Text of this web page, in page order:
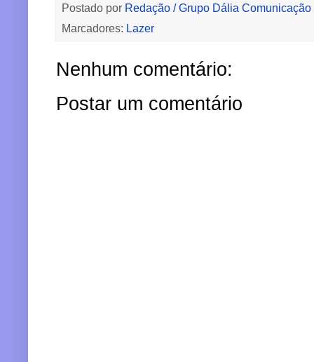
Postado por Redação / Grupo Dália Comunicação
Marcadores: Lazer
Nenhum comentário:
Postar um comentário